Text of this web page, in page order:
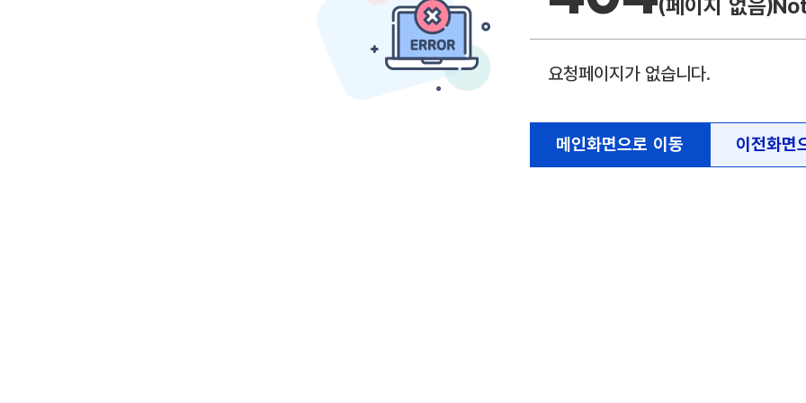
(페이지 없음)
요청페이지가 없습니다.
메인화면으로 이동 이전화면